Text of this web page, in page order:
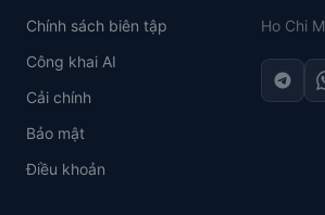
Chính sách biên tập
Công khai AI
Cải chính
Bảo mật
Điều khoản
Ho Chi